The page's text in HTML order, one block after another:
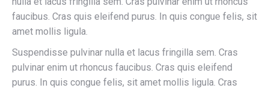
faucibus. Cras quis eleifend purus. In quis congue felis, sit
amet mollis ligula.
Suspendisse pulvinar nulla et lacus fringilla sem. Cras
pulvinar enim ut rhoncus faucibus. Cras quis eleifend
purus. In quis congue felis, sit amet mollis ligula. Cras